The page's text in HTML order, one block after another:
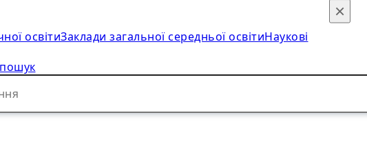
освітиЗаклади загальної середньої освітиНаукові
×